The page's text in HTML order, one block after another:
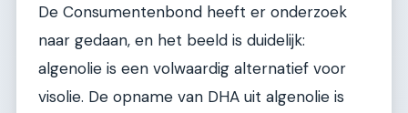
De Consumentenbond heeft er onderzoek
naar gedaan, en het beeld is duidelijk:
algenolie is een volwaardig alternatief voor
visolie. De opname van DHA uit algenolie is